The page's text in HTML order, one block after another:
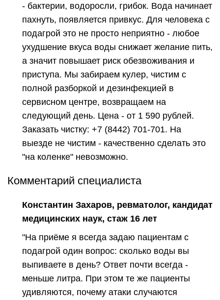
- бактерии, водоросли, грибок. Вода начинает
пахнуть, появляется привкус. Для человека с
подагрой это не просто неприятно - любое
ухудшение вкуса воды снижает желание пить,
а значит повышает риск обезвоживания и
приступа. Мы забираем кулер, чистим с
полной разборкой и дезинфекцией в
сервисном центре, возвращаем на
следующий день. Цена - от 1 590 рублей.
Заказать чистку: +7 (8442) 701-701. На
выезде не чистим - качественно сделать это
"на коленке" невозможно.
Комментарий специалиста
Константин Захаров, ревматолог, кандидат
медицинских наук, стаж 16 лет
"На приёме я всегда задаю пациентам с
подагрой один вопрос: сколько воды вы
выпиваете в день? Ответ почти всегда -
меньше литра. При этом те же пациенты
удивляются, почему атаки случаются